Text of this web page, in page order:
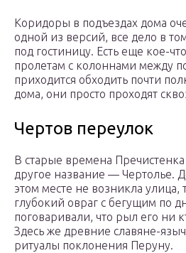
Коридоры в подъездах дома
одной из версий, все дело в
под гостиницу. Есть еще кое-
пролетам с колоннами между
приходится обходить почти
дома, они просто проходят
Чертов переулок
В старые времена Пречистенка
другое название — Чертолье.
этом месте не возникла улица,
глубокий овраг с бегущим по
поговаривали, что рыл его ни
Здесь же древние славяне-
ритуалы поклонения Перуну.